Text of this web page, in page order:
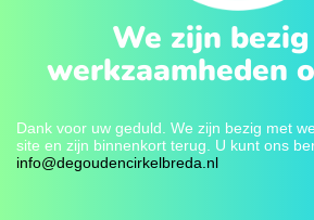
We zijn
werkzaamheden
Dank voor uw geduld. We zijn bezig met
site en zijn binnenkort terug. U kunt ons
info@degoudencirkelbreda.nl